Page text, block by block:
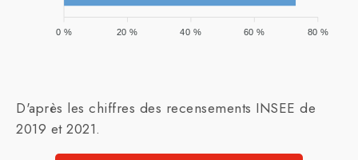
80 %
60 %
40 %
20 %
0 %
D'après les chiffres des recensements INSEE de
2019 et 2021.